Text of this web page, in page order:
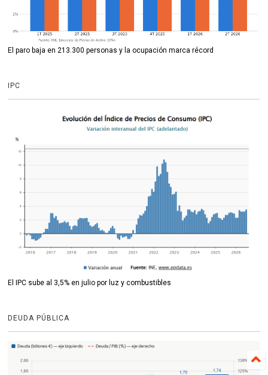
El paro baja en 213.300 personas y la ocupación marca récord
IPC
El IPC sube al 3,5% en julio por luz y combustibles
DEUDA PÚBLICA